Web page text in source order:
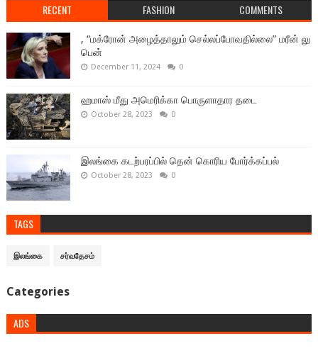
RECENT FASHION COMMENTS
, “மக்ரோன் அழைத்தாலும் செல்லப்போவதில்லை” மரீன் லு
பென்
December 11, 2024 0
ஹமாஸ் மீது அமெரிக்கா பொருளாதார தடை
October 28, 2023 0
இலங்கை கடற்பரப்பில் தென் கொரிய போர்க்கப்பல்
October 28, 2023 0
TAGS
இலங்கை சர்வதேசம்
Categories
ADS